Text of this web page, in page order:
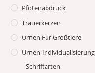
Pfotenabdruck
Trauerkerzen
Urnen Für Großtiere
Urnen-Individualisierung
Schriftarten